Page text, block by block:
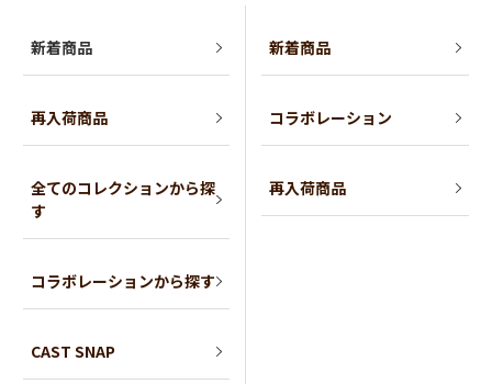
新着商品
再入荷商品
全てのコレクションから探
す
コラボレーションから探す
CAST SNAP
新着商品
コラボレーション
再入荷商品